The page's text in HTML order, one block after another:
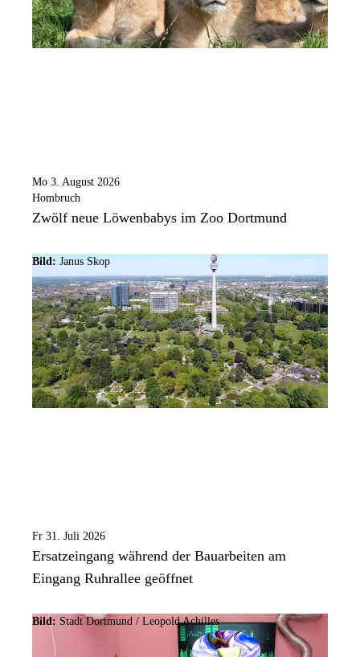
Mo 3. August 2026
Hombruch
Zwölf neue Löwenbabys im Zoo Dortmund
Bild: Janus Skop
Fr 31. Juli 2026
Ersatzeingang während der Bauarbeiten am
Eingang Ruhrallee geöffnet
Bild: Stadt Dortmund / Leopold Achilles